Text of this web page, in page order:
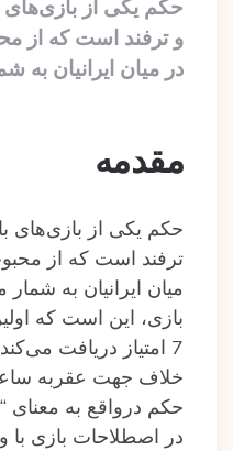
حکم یکی از بازی‌های
و ترفند است که از
در میان ایرانیان به
مقدمه
حکم یکی از بازی‌های
ترفند است که از
میان ایرانیان به
بازی، این است که
7 امتیاز دریافت
خلاف جهت عقربه
حکم درواقع به معنای
در اصطلاحات بازی